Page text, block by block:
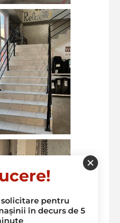
solicitare pentru
în decurs de 5